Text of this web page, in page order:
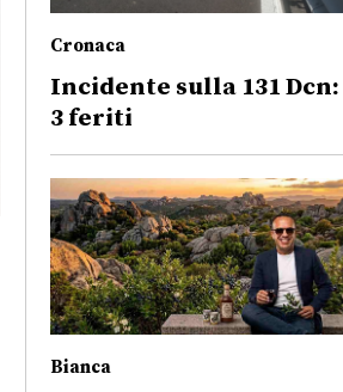
Cronaca
Incidente sulla 131 Dcn:
3 feriti
Bianca